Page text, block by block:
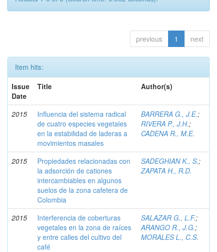
previous 1 next
Item hits:
Issue
Date
Title Author(s)
2015
Influencia del sistema radical
de cuatro especies vegetales
en la estabilidad de laderas a
movimientos masales
BARRERA G., J.E.;
RIVERA P., J.H.;
CADENA R., M.E.
2015
Propiedades relacionadas con
la adsorción de cationes
intercambiables en algunos
suelos de la zona cafetera de
Colombia
SADEGHIAN K., S.;
ZAPATA H., R.D.
2015
Interferencia de coberturas
vegetales en la zona de raíces
y entre calles del cultivo del
café
SALAZAR G., L.F.;
ARANGO R., J.G.;
MORALES L., C.S.